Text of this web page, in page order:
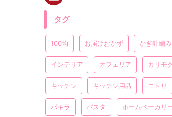
タグ
100均 お届けおかず かぎ針編み
インテリア オフェリア カリモク
キッチン キッチン用品 ニトリ
パキラ パスタ ホームベーカリ